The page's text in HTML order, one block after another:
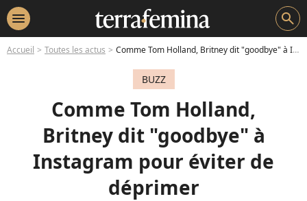
menu search
Accueil Toutes les actus Comme Tom Holland, Britney dit "goodbye" à Instagram pour éviter de déprimer
BUZZ
Comme Tom Holland,
Britney dit "goodbye" à
Instagram pour éviter de
déprimer